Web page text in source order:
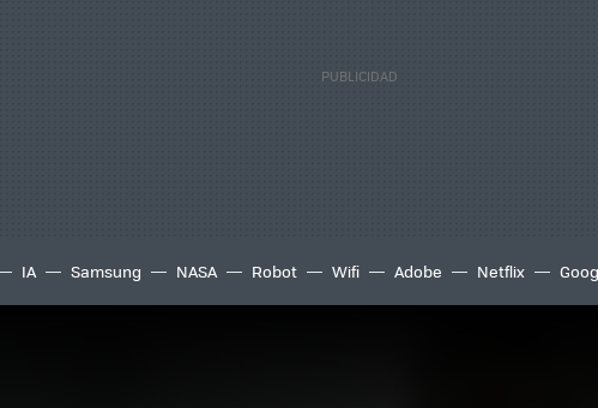
IA Samsung NASA Robot Wifi Adobe Netflix